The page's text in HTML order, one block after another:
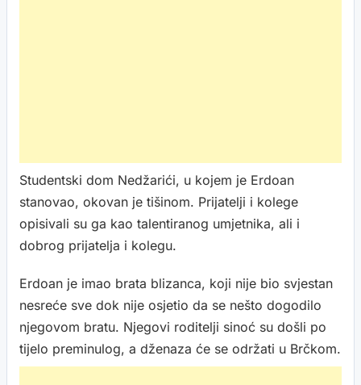
Studentski dom Nedžarići, u kojem je Erdoan
stanovao, okovan je tišinom. Prijatelji i kolege
opisivali su ga kao talentiranog umjetnika, ali i
dobrog prijatelja i kolegu.
Erdoan je imao brata blizanca, koji nije bio svjestan
nesreće sve dok nije osjetio da se nešto dogodilo
njegovom bratu. Njegovi roditelji sinoć su došli po
tijelo preminulog, a dženaza će se održati u Brčkom.